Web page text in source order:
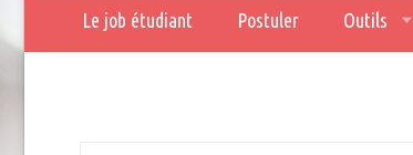
Le job étudiant Postuler Outils